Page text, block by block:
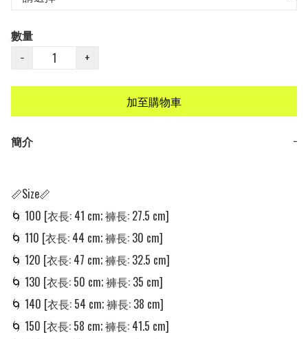
數量
−
+
加至購物車
簡介 −
📏Size📏
🌀 100 [衣長: 41 cm; 褲長: 27.5 cm]
🌀 110 [衣長: 44 cm; 褲長: 30 cm]
🌀 120 [衣長: 47 cm; 褲長: 32.5 cm]
🌀 130 [衣長: 50 cm; 褲長: 35 cm]
🌀 140 [衣長: 54 cm; 褲長: 38 cm]
🌀 150 [衣長: 58 cm; 褲長: 41.5 cm]